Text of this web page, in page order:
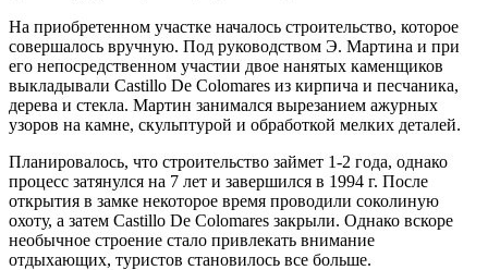
На приобретенном участке началось строительство, которое
совершалось вручную. Под руководством Э. Мартина и при
его непосредственном участии двое нанятых каменщиков
выкладывали Castillo De Colomares из кирпича и песчаника,
дерева и стекла. Мартин занимался вырезанием ажурных
узоров на камне, скульптурой и обработкой мелких деталей.
Планировалось, что строительство займет 1-2 года, однако
процесс затянулся на 7 лет и завершился в 1994 г. После
открытия в замке некоторое время проводили соколиную
охоту, а затем Castillo De Colomares закрыли. Однако вскоре
необычное строение стало привлекать внимание
отдыхающих, туристов становилось все больше.